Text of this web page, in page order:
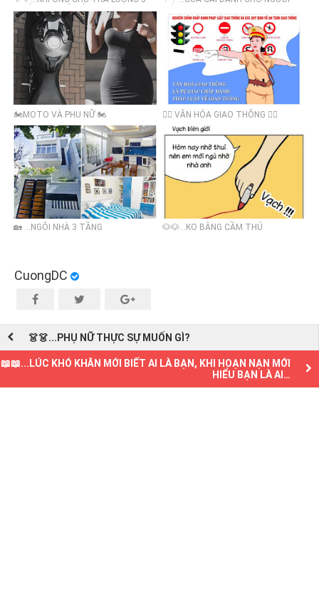
🏍️MOTO VÀ PHỤ NỮ 🏍️ 👮‍♂️ VĂN HÓA GIAO THÔNG 👮‍♂️
🏡 ...NGÔI NHÀ 3 TẦNG 🐶🐶…KO BẰNG CẦM THÚ
CuongDC
👗👗...PHỤ NỮ THỰC SỰ MUỐN GÌ?
📖📖...LÚC KHÓ KHĂN MỚI BIẾT AI LÀ BẠN, KHI HOẠN NẠN MỚI
HIỂU BẠN LÀ AI…